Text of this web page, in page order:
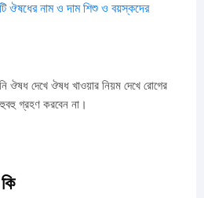
টি ঔষধের নাম ও দাম শিশু ও বয়স্কদের
ঔষধ দেখে ঔষধ খাওয়ার নিয়ম দেখে রোগের
গ্রহণ করবেন না।